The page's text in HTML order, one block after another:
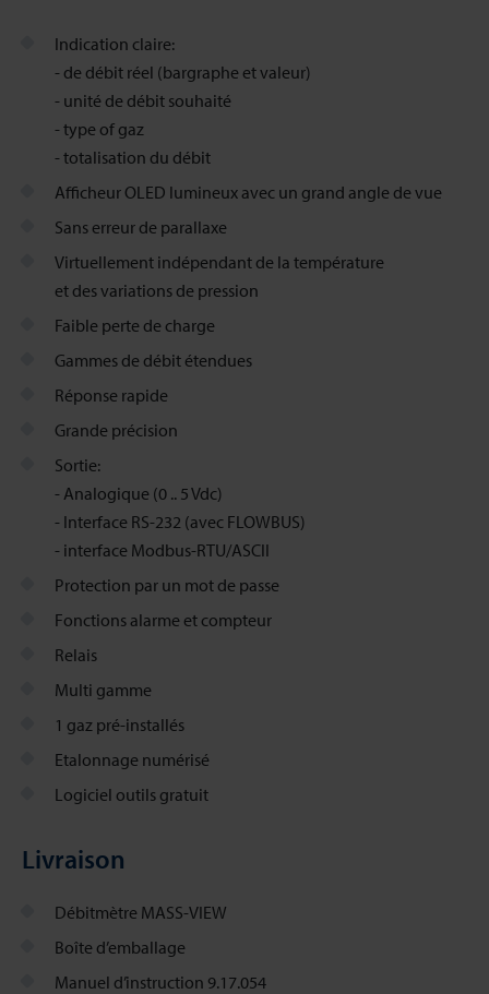
Indication claire:
- de débit réel (bargraphe et valeur)
- unité de débit souhaité
- type of gaz
- totalisation du débit
Afficheur OLED lumineux avec un grand angle de vue
Sans erreur de parallaxe
Virtuellement indépendant de la température
et des variations de pression
Faible perte de charge
Gammes de débit étendues
Réponse rapide
Grande précision
Sortie:
- Analogique (0 .. 5 Vdc)
- Interface RS-232 (avec FLOWBUS)
- interface Modbus-RTU/ASCII
Protection par un mot de passe
Fonctions alarme et compteur
Relais
Multi gamme
1 gaz pré-installés
Etalonnage numérisé
Logiciel outils gratuit
Livraison
Débitmètre MASS-VIEW
Boîte d’emballage
Manuel d’instruction 9.17.054